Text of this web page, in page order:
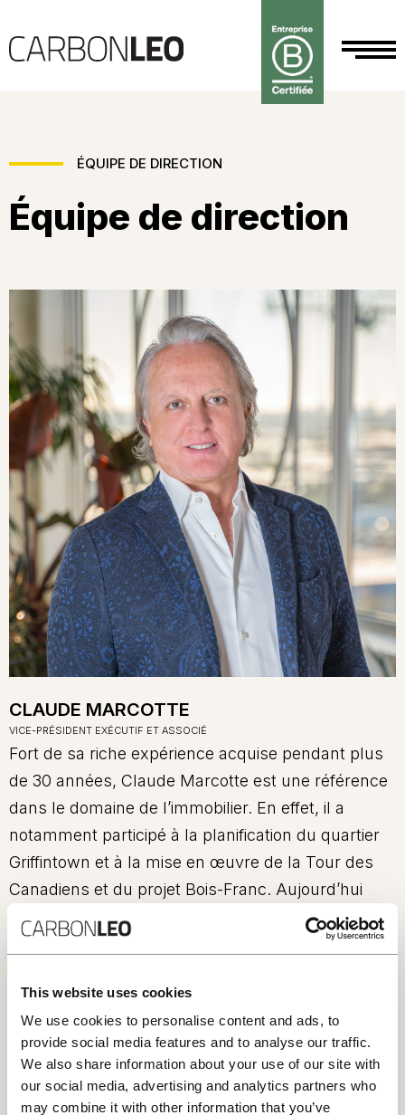
This website uses cookies
We use cookies to personalise content and ads, to
provide social media features and to analyse our traffic.
We also share information about your use of our site with
our social media, advertising and analytics partners who
may combine it with other information that you’ve
ÉQUIPE DE DIRECTION
Équipe de direction
CLAUDE MARCOTTE
VICE-PRÉSIDENT EXÉCUTIF ET ASSOCIÉ
Fort de sa riche expérience acquise pendant plus
de 30 années, Claude Marcotte est une référence
dans le domaine de l’immobilier. En effet, il a
notamment participé à la planification du quartier
Griffintown et à la mise en œuvre de la Tour des
Canadiens et du projet Bois-Franc. Aujourd’hui
vice-président et associé chez Carbonleo, il est
impliqué dans tous les projets phares de
Au sein de l’entreprise, M. Marcotte est le pilier de
l’élaboration stratégique et de la mise en œuvre
architecturale des projets. Il est responsable de la
gestion des ententes avec les acteurs municipaux